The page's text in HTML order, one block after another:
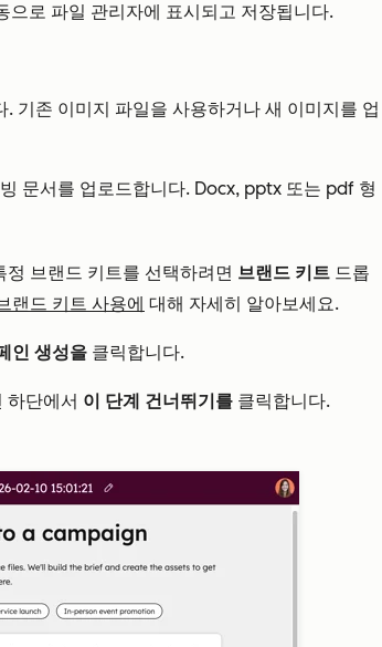
로 파일 관리자에 표시되고 저장됩니다.
기존 이미지 파일을 사용하거나 새 이미지를 업
문서를 업로드합니다. Docx, pptx 또는 pdf 형
브랜드 키트를 선택하려면 브랜드 키트 드롭
랜드 키트 사용에 대해 자세히 알아보세요.
인 생성을 클릭합니다.
하단에서 이 단계 건너뛰기를 클릭합니다.